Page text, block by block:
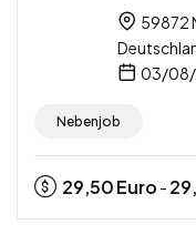
59872
03/
Nebenjob
29,50Euro -